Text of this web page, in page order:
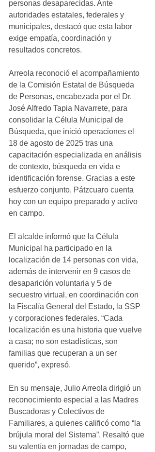
personas desaparecidas. Ante
autoridades estatales, federales y
municipales, destacó que esta labor
exige empatía, coordinación y
resultados concretos.
Arreola reconoció el acompañamiento
de la Comisión Estatal de Búsqueda
de Personas, encabezada por el Dr.
José Alfredo Tapia Navarrete, para
consolidar la Célula Municipal de
Búsqueda, que inició operaciones el
18 de agosto de 2025 tras una
capacitación especializada en análisis
de contexto, búsqueda en vida e
identificación forense. Gracias a este
esfuerzo conjunto, Pátzcuaro cuenta
hoy con un equipo preparado y activo
en campo.
El alcalde informó que la Célula
Municipal ha participado en la
localización de 14 personas con vida,
además de intervenir en 9 casos de
desaparición voluntaria y 5 de
secuestro virtual, en coordinación con
la Fiscalía General del Estado, la SSP
y corporaciones federales. “Cada
localización es una historia que vuelve
a casa; no son estadísticas, son
familias que recuperan a un ser
querido”, expresó.
En su mensaje, Julio Arreola dirigió un
reconocimiento especial a las Madres
Buscadoras y Colectivos de
Familiares, a quienes calificó como “la
brújula moral del Sistema”. Resaltó que
su valentía en jornadas de campo,